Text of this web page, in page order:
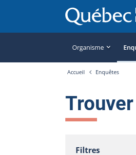
Organisme
Accueil Enquêtes
Filtres